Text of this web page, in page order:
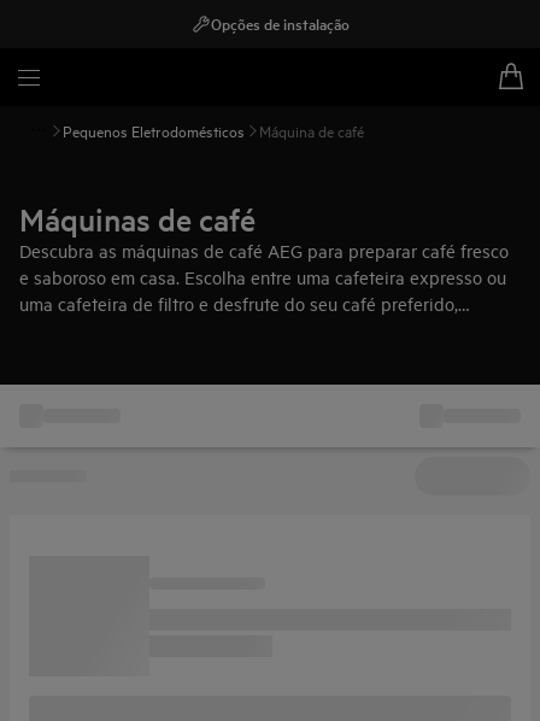
Opções de instalação
Pequenos Eletrodomésticos Máquina de café
Máquinas de café
Descubra as máquinas de café AEG para preparar café fresco
e saboroso em casa. Escolha entre uma cafeteira expresso ou
uma cafeteira de filtro e desfrute do seu café preferido,